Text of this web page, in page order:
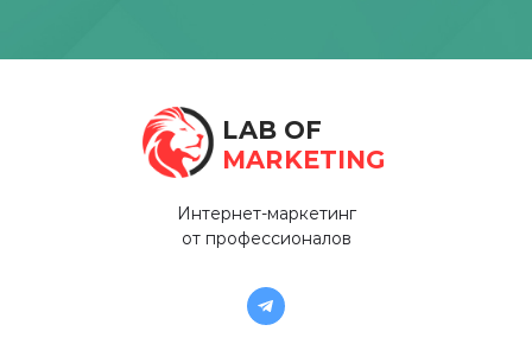
LAB OF
MARKETING
Интернет-маркетинг
от профессионалов